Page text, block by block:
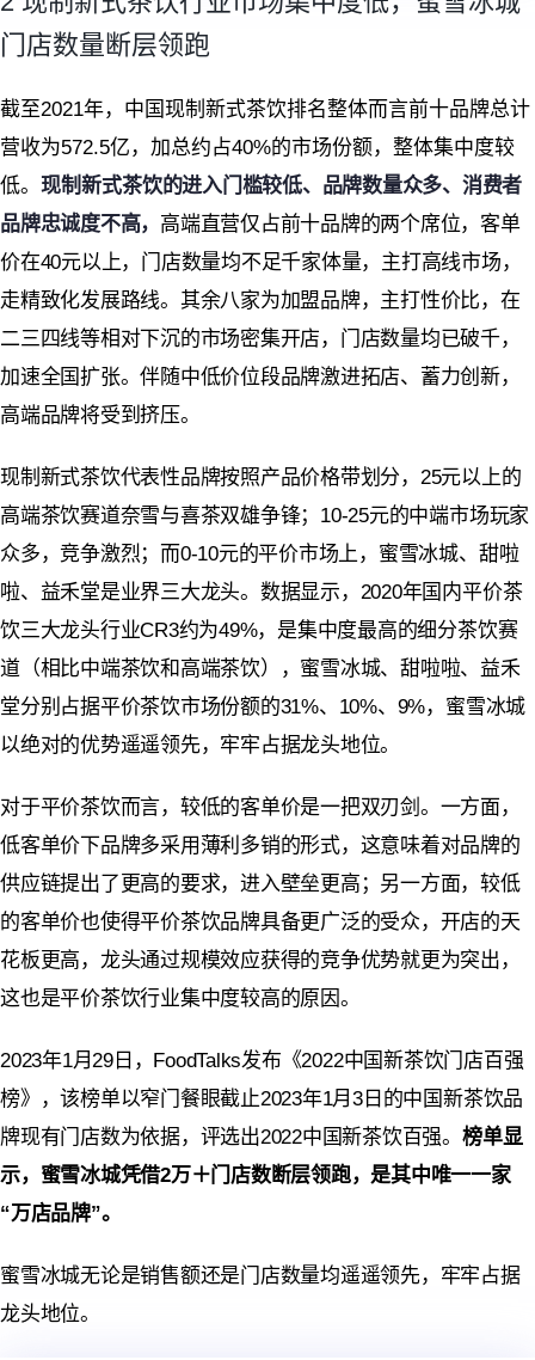
门店数量断层领跑
截至2021年，中国现制新式茶饮排名整体而言前十品牌总计
营收为572.5亿，加总约占40%的市场份额，整体集中度较
低。 现制新式茶饮的进入门槛较低、品牌数量众多、消费者
品牌忠诚度不高， 高端直营仅占前十品牌的两个席位，客单
价在40元以上，门店数量均不足千家体量，主打高线市场，
走精致化发展路线。其余八家为加盟品牌，主打性价比，在
二三四线等相对下沉的市场密集开店，门店数量均已破千，
加速全国扩张。伴随中低价位段品牌激进拓店、蓄力创新，
高端品牌将受到挤压。
现制新式茶饮代表性品牌按照产品价格带划分，25元以上的
高端茶饮赛道奈雪与喜茶双雄争锋；10-25元的中端市场玩家
众多，竞争激烈；而0-10元的平价市场上， 蜜雪冰城、甜啦
啦、益禾堂是业界三大龙头。 数据显示，2020年国内平价茶
饮三大龙头行业CR3约为49%，是集中度最高的细分茶饮赛
道（相比中端茶饮和高端茶饮），蜜雪冰城、甜啦啦、益禾
堂分别占据平价茶饮市场份额的31%、10%、9%，蜜雪冰城
以绝对的优势遥遥领先， 牢牢占据龙头地位。
对于平价茶饮而言，较低的客单价是一把双刃剑。一方面，
低客单价下品牌多采用薄利多销的形式，这意味着对品牌的
供应链提出了更高的要求，进入壁垒更高；另一方面，较低
的客单价也使得平价茶饮品牌具备更广泛的受众，开店的天
花板更高，龙头通过规模效应获得的竞争优势就更为突出，
这也是平价茶饮行业集中度较高的原因。
2023年1月29日，FoodTalks发布《2022中国新茶饮门店百强
榜》，该榜单以窄门餐眼截止2023年1月3日的中国新茶饮品
牌现有门店数为依据，评选出2022中国新茶饮百强。 榜单显
示， 蜜雪冰城凭借2万＋门店数断层领跑，是其中唯一一家
“万店品牌”。
蜜雪冰城无论是销售额还是门店数量均遥遥领先，牢牢占据
龙头地位。